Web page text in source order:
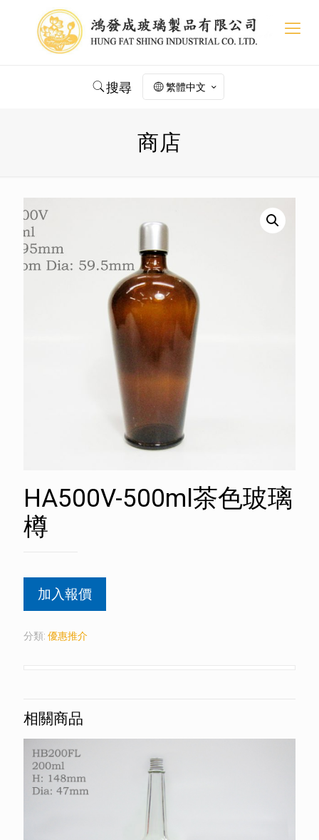
搜尋 繁體中文
商店
HA500V-500ml茶色玻璃
樽
加入報價
分類: 優惠推介
相關商品